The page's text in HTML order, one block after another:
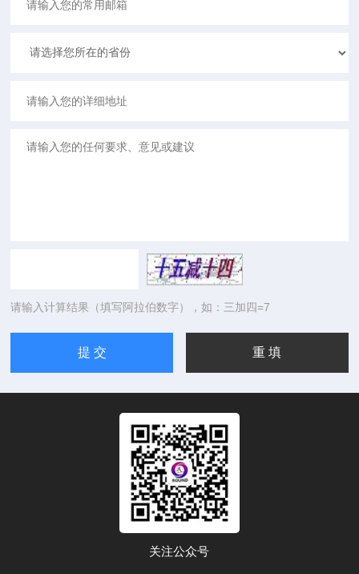
请输入计算结果（填写阿拉伯数字），如：三加四=7
关注公众号